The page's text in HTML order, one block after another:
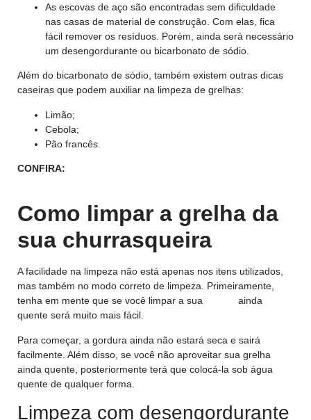
As escovas de aço são encontradas sem dificuldade
nas casas de material de construção. Com elas, fica
fácil remover os resíduos. Porém, ainda será necessário
um desengordurante ou bicarbonato de sódio.
Além do bicarbonato de sódio, também existem outras dicas
caseiras que podem auxiliar na limpeza de grelhas:
Limão;
Cebola;
Pão francês.
CONFIRA:
Como limpar a grelha da
sua churrasqueira
A facilidade na limpeza não está apenas nos itens utilizados,
mas também no modo correto de limpeza. Primeiramente,
tenha em mente que se você limpar a sua
ainda
quente será muito mais fácil.
Para começar, a gordura ainda não estará seca e sairá
facilmente. Além disso, se você não aproveitar sua grelha
ainda quente, posteriormente terá que colocá-la sob água
quente de qualquer forma.
Limpeza com desengordurante